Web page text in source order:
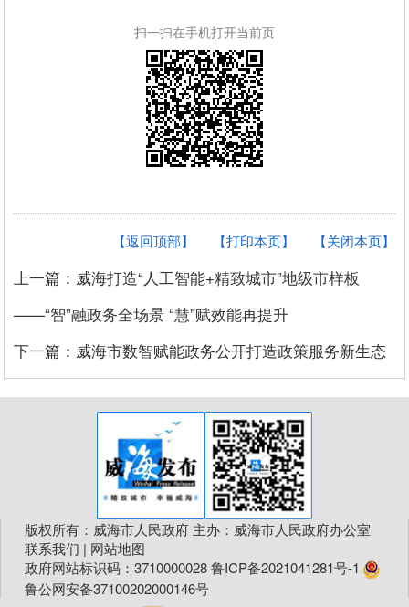
扫一扫在手机打开当前页
【关闭本页】
【打印本页】
【返回顶部】
上一篇：威海打造“人工智能+精致城市”地级市样板
——“智”融政务全场景 “慧”赋效能再提升
下一篇：威海市数智赋能政务公开打造政策服务新生态
版权所有：威海市人民政府 主办：威海市人民政府办公室
联系我们 | 网站地图
政府网站标识码：3710000028鲁ICP备2021041281号-1
鲁公网安备37100202000146号